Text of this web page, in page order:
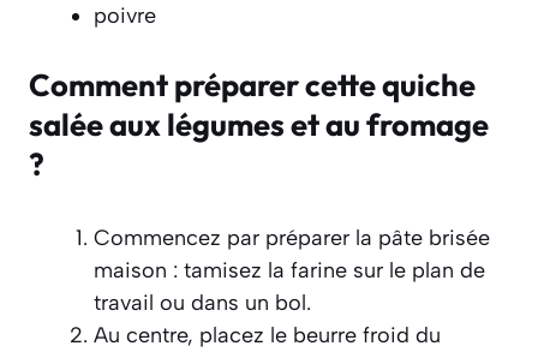
poivre
Comment préparer cette quiche
salée aux légumes et au fromage
?
Commencez par préparer la pâte brisée
maison : tamisez la farine sur le plan de
travail ou dans un bol.
Au centre, placez le beurre froid du